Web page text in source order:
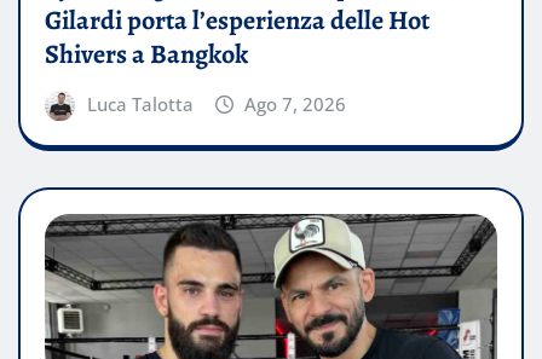
Gilardi porta l’esperienza delle Hot
Shivers a Bangkok
Luca Talotta Ago 7, 2026